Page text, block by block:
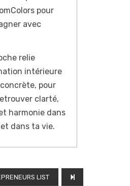
pour
avec
relie
intérieure
pour
clarté,
harmonie dans
dans ta vie.
LIST